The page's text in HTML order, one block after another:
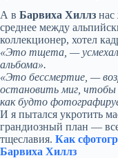
А в Барвиха Хиллз нас
среднее между
коллекционер, хотел
«Это тщета, —
альбома».
«Это бессмертие, —
остановить миг, чтобы
как будто
И я пытался укротить
грандиозный план —
тщеславия. Как
Барвиха Хиллз